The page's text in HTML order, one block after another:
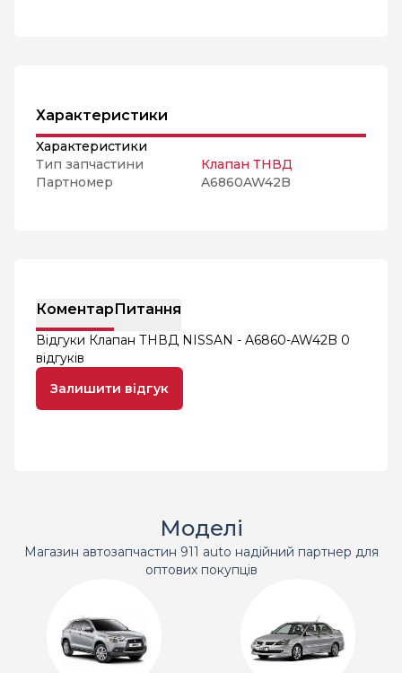
Характеристики
Характеристики
Тип запчастини
Клапан ТНВД
Партномер
A6860AW42B
КоментарПитання
Відгуки Клапан ТНВД NISSAN - A6860-AW42B 0
відгуків
Залишити відгук
Моделі
Магазин автозапчастин 911 auto надійний партнер для
оптових покупців